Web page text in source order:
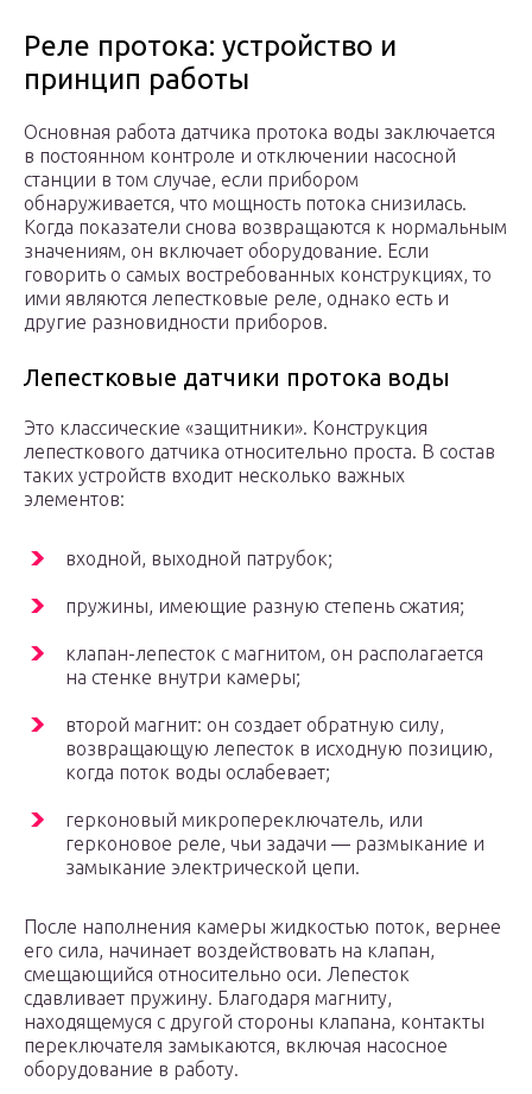
Реле протока: устройство и
принцип работы
Основная работа датчика протока воды заключается
в постоянном контроле и отключении насосной
станции в том случае, если прибором
обнаруживается, что мощность потока снизилась.
Когда показатели снова возвращаются к нормальным
значениям, он включает оборудование. Если
говорить о самых востребованных конструкциях, то
ими являются лепестковые реле, однако есть и
другие разновидности приборов.
Лепестковые датчики протока воды
Это классические «защитники». Конструкция
лепесткового датчика относительно проста. В состав
таких устройств входит несколько важных
элементов:
входной, выходной патрубок;
пружины, имеющие разную степень сжатия;
клапан-лепесток с магнитом, он располагается
на стенке внутри камеры;
второй магнит: он создает обратную силу,
возвращающую лепесток в исходную позицию,
когда поток воды ослабевает;
герконовый микропереключатель, или
герконовое реле, чьи задачи — размыкание и
замыкание электрической цепи.
После наполнения камеры жидкостью поток, вернее
его сила, начинает воздействовать на клапан,
смещающийся относительно оси. Лепесток
сдавливает пружину. Благодаря магниту,
находящемуся с другой стороны клапана, контакты
переключателя замыкаются, включая насосное
оборудование в работу.